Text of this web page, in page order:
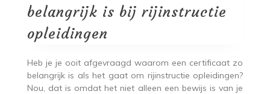
belangrijk is bij rijinstructie
opleidingen
Heb je je ooit afgevraagd waarom een certificaat zo
belangrijk is als het gaat om rijinstructie opleidingen?
Nou, dat is omdat het niet alleen een bewijs is van je